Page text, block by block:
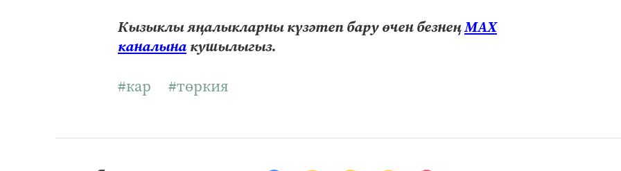
Кызыклы яңалыкларны күзәтеп бару өчен безнеңМАХ
каналына кушылыгыз.
#кар #төркия